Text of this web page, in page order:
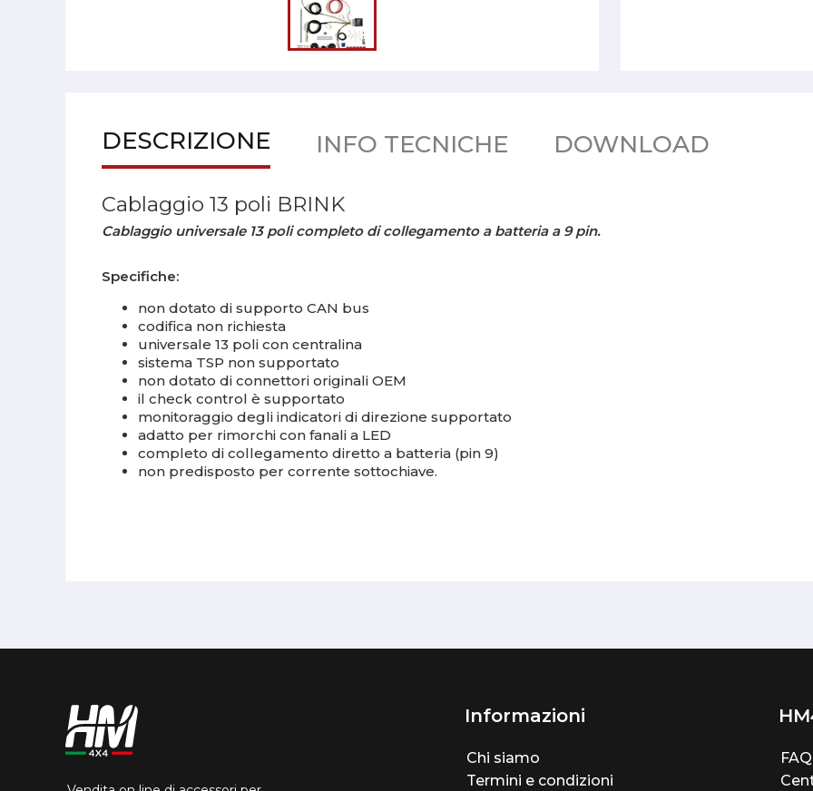
DESCRIZIONE INFO TECNICHE DOWNLOAD
Cablaggio 13 poli BRINK
Cablaggio universale 13 poli completo di collegamento a batteria a 9 pin.
Specifiche:
non dotato di supporto CAN bus
codifica non richiesta
universale 13 poli con centralina
sistema TSP non supportato
non dotato di connettori originali OEM
il check control è supportato
monitoraggio degli indicatori di direzione supportato
adatto per rimorchi con fanali a LED
completo di collegamento diretto a batteria (pin 9)
non predisposto per corrente sottochiave.
Informazioni
Chi siamo
Termini e condizioni
FAQ